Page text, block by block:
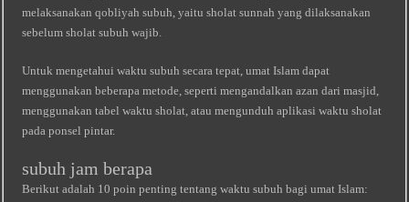
melaksanakan qobliyah subuh, yaitu sholat sunnah yang dilaksanakan
sebelum sholat subuh wajib.
Untuk mengetahui waktu subuh secara tepat, umat Islam dapat
menggunakan beberapa metode, seperti mengandalkan azan dari masjid,
menggunakan tabel waktu sholat, atau mengunduh aplikasi waktu sholat
pada ponsel pintar.
subuh jam berapa
Berikut adalah 10 poin penting tentang waktu subuh bagi umat Islam: